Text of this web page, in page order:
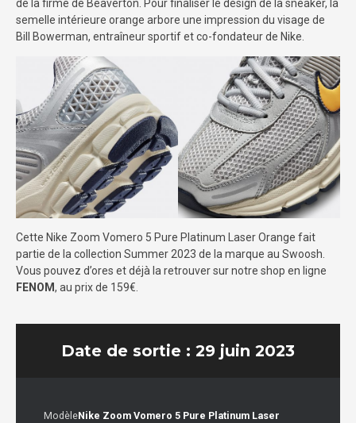
de la firme de Beaverton. Pour finaliser le design de la sneaker, la
semelle intérieure orange arbore une impression du visage de
Bill Bowerman, entraîneur sportif et co-fondateur de Nike.
Cette Nike Zoom Vomero 5 Pure Platinum Laser Orange fait
partie de la collection Summer 2023 de la marque au Swoosh.
Vous pouvez d’ores et déjà la retrouver sur notre shop en ligne
FENOM, au prix de 159€.
Date de sortie : 29 juin 2023
ModèleNike Zoom Vomero 5 Pure Platinum Laser